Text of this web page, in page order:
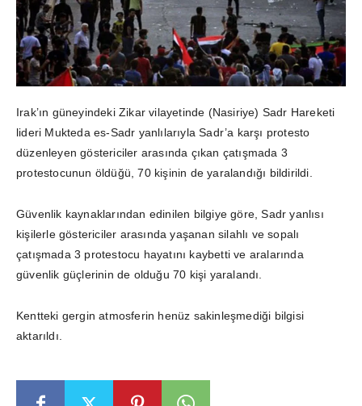
Irak’ın güneyindeki Zikar vilayetinde (Nasiriye) Sadr Hareketi
lideri Mukteda es-Sadr yanlılarıyla Sadr’a karşı protesto
düzenleyen göstericiler arasında çıkan çatışmada 3
protestocunun öldüğü, 70 kişinin de yaralandığı bildirildi.
Güvenlik kaynaklarından edinilen bilgiye göre, Sadr yanlısı
kişilerle göstericiler arasında yaşanan silahlı ve sopalı
çatışmada 3 protestocu hayatını kaybetti ve aralarında
güvenlik güçlerinin de olduğu 70 kişi yaralandı.
Kentteki gergin atmosferin henüz sakinleşmediği bilgisi
aktarıldı.